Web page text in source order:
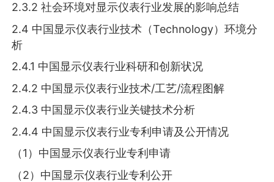
2.3.2 社会环境对显示仪表行业发展的影响总结
2.4 中国显示仪表行业技术（Technology）环境分
析
2.4.1 中国显示仪表行业科研和创新状况
2.4.2 中国显示仪表行业技术/工艺/流程图解
2.4.3 中国显示仪表行业关键技术分析
2.4.4 中国显示仪表行业专利申请及公开情况
（1）中国显示仪表行业专利申请
（2）中国显示仪表行业专利公开